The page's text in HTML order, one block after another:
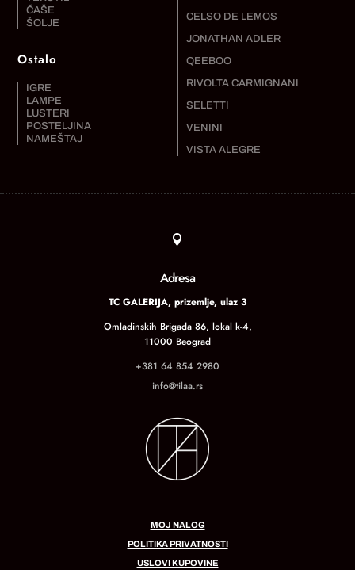
ČAŠE
ŠOLJE
Ostalo
IGRE
LAMPE
LUSTERI
POSTELJINA
NAMEŠTAJ
CELSO DE LEMOS
JONATHAN ADLER
QEEBOO
RIVOLTA CARMIGNANI
SELETTI
VENINI
VISTA ALEGRE

Adresa
TC GALERIJA, prizemlje, ulaz 3
Omladinskih Brigada 86, lokal k-4,
11000 Beograd
+381 64 854 2980
info@tilaa.rs
MOJ NALOG
POLITIKA PRIVATNOSTI
USLOVI KUPOVINE